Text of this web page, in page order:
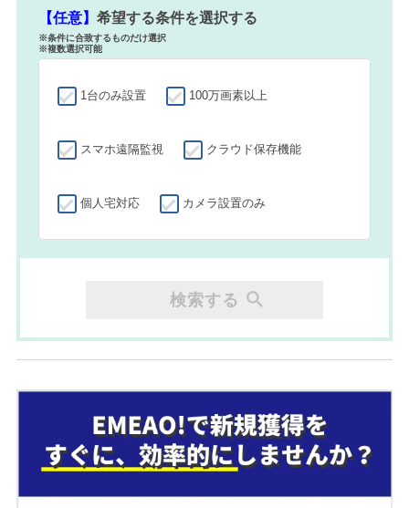
【任意】希望する条件を選択する
※条件に合致するものだけ選択
※複数選択可能
1台のみ設置 100万画素以上
スマホ遠隔監視 クラウド保存機能
個人宅対応 カメラ設置のみ
検索する